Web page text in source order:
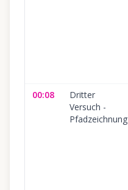
00:08
Dritter
Versuch -
Pfadzeichnung